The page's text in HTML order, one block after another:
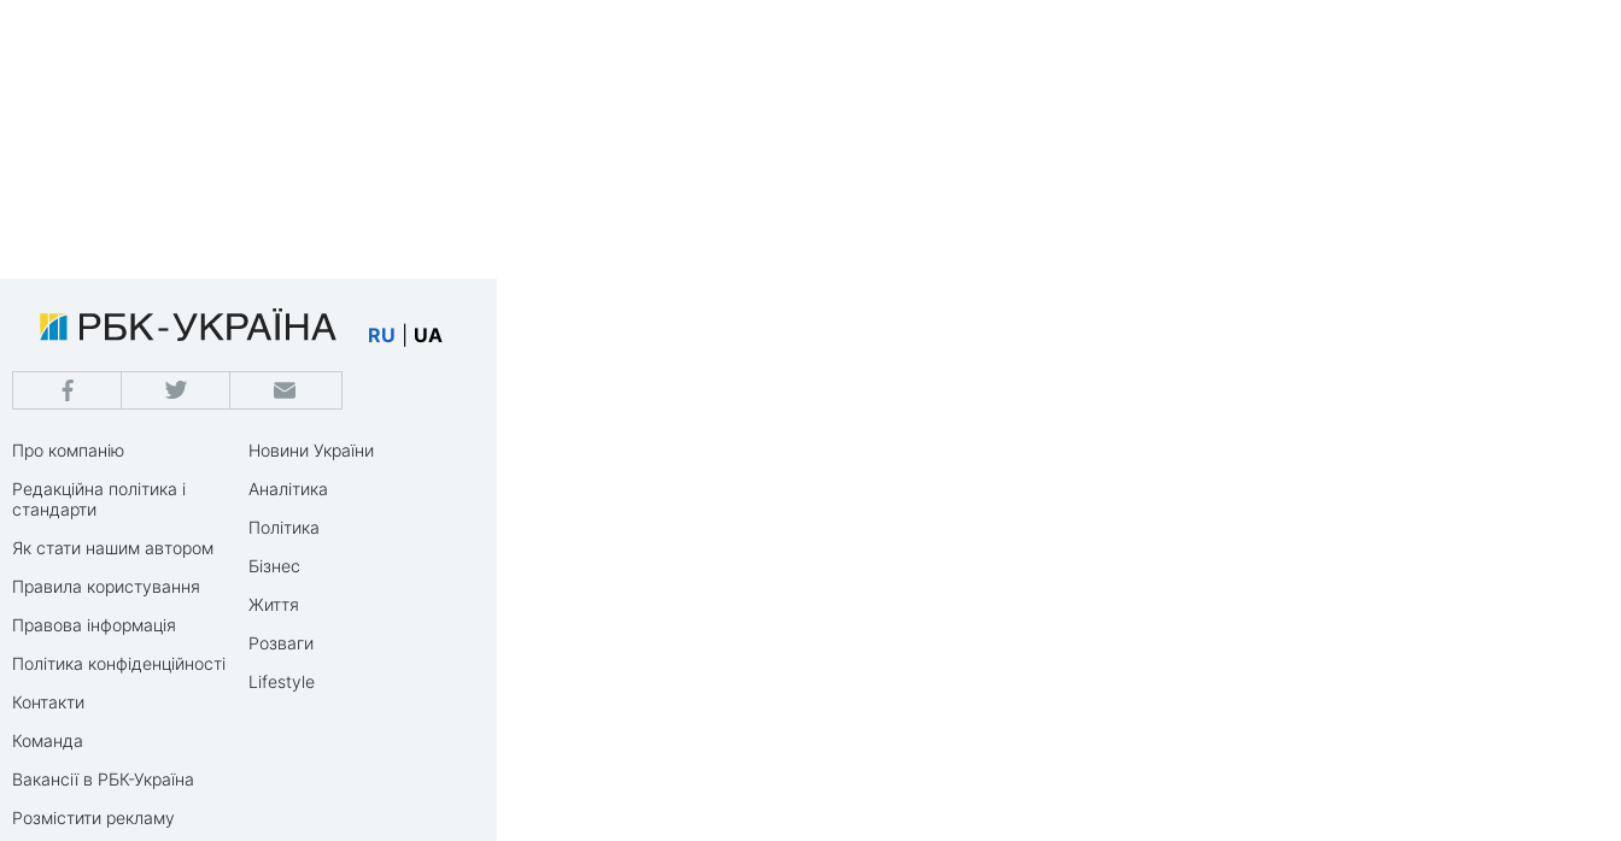
RU UA
Про компанію
Редакційна політика і
стандарти
Як стати нашим автором
Правила користування
Правова інформація
Політика конфіденційності
Контакти
Команда
Вакансії в РБК-Україна
Розмістити рекламу
Новини України
Аналітика
Політика
Бізнес
Життя
Розваги
Lifestyle